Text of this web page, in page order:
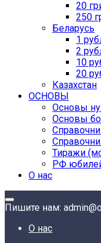
20
250
Беларусь
1
2
10
20
Казахстан
ОСНОВЫ
Основы
Основы
Тиражи
РФ
О нас
Пишите нам:
О нас